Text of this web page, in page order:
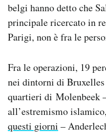
belgi hanno detto che
principale ricercato in
Parigi, non è fra le
Fra le operazioni, 19
nei dintorni di
quartieri di Molenbeek
all’estremismo islamico,
questi giorni –